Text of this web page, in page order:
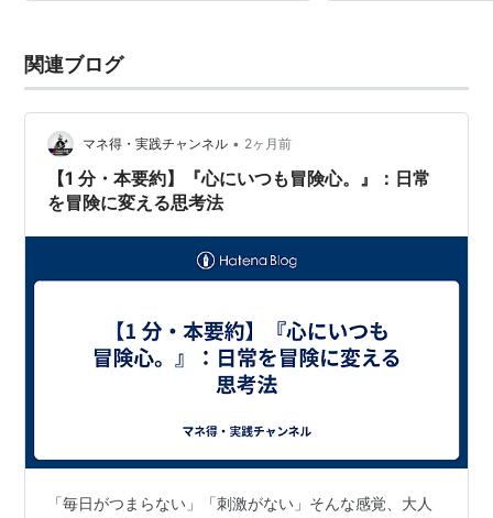
関連ブログ
マネ得・実践チャンネル • 2ヶ月前
【1 分・本要約】『心にいつも冒険心。』：日常
を冒険に変える思考法
「毎日がつまらない」「刺激がない」そんな感覚、大人